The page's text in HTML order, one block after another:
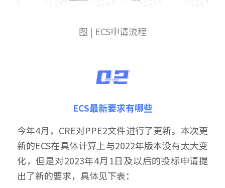
图 | ECS申请流程
ECS最新要求有哪些
今年4月，CRE对PPE2文件进行了更新。本次更
新的ECS在具体计算上与2022年版本没有太大变
化，但是对2023年4月1日及以后的投标申请提
出了新的要求，具体见下表：